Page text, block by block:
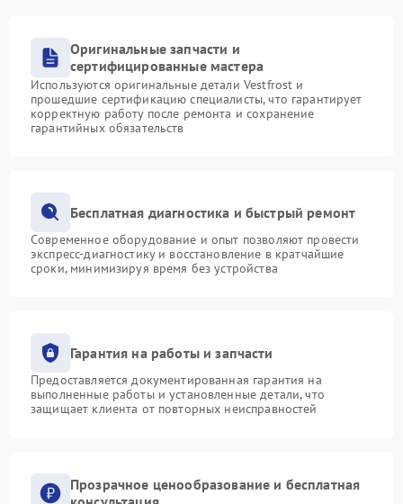
Оригинальные запчасти и
сертифицированные мастера
Используются оригинальные детали Vestfrost и
прошедшие сертификацию специалисты, что гарантирует
корректную работу после ремонта и сохранение
гарантийных обязательств
Бесплатная диагностика и быстрый ремонт
Современное оборудование и опыт позволяют провести
экспресс-диагностику и восстановление в кратчайшие
сроки, минимизируя время без устройства
Гарантия на работы и запчасти
Предоставляется документированная гарантия на
выполненные работы и установленные детали, что
защищает клиента от повторных неисправностей
Прозрачное ценообразование и бесплатная